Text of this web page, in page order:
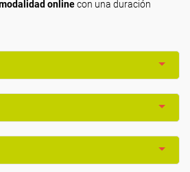
onlinecon una duración